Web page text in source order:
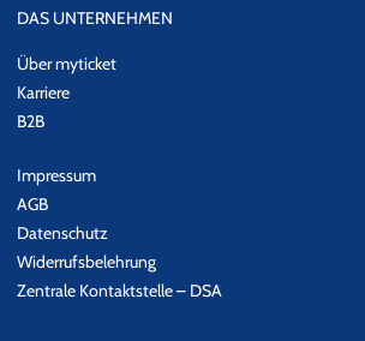
DAS UNTERNEHMEN
Über myticket
Karriere
B2B
Impressum
AGB
Datenschutz
Widerrufsbelehrung
Zentrale Kontaktstelle – DSA